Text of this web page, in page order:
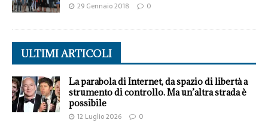
29 Gennaio 2018 0
ULTIMI ARTICOLI
La parabola di Internet, da spazio di libertà a
strumento di controllo. Ma un’altra strada è
possibile
12 Luglio 2026 0